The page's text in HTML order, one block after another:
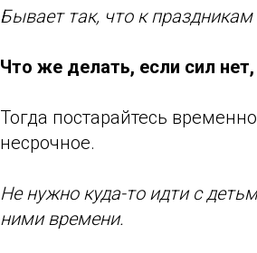
Бывает так, что к
Что же делать, если сил
Тогда постарайтесь
несрочное.
Не нужно куда-то идти с
ними времени.